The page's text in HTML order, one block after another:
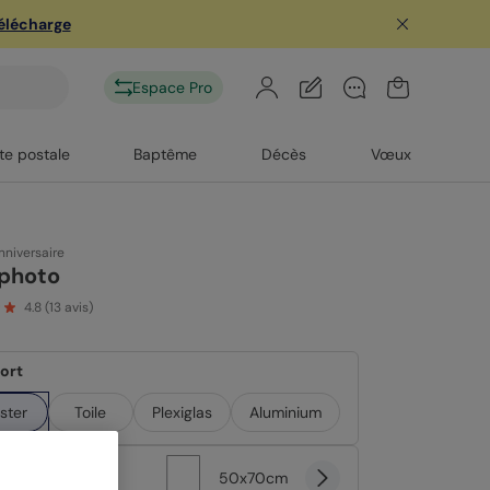
Espace Pro
postale Baptême Décès Vœux
4.8(13 avis)
Toile Plexiglas Aluminium
50x70cm